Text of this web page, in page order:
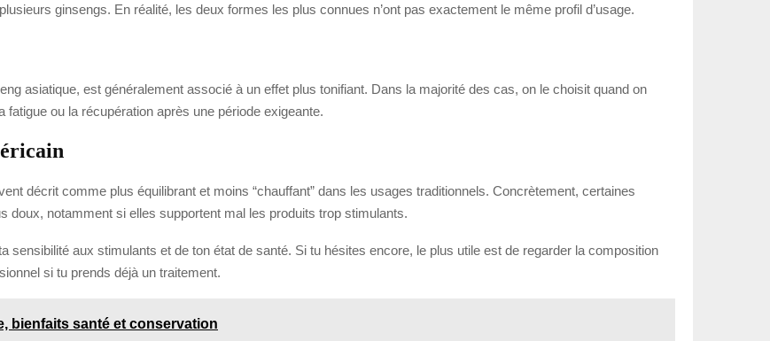
ginsengs. En réalité, les deux formes les plus connues n’ont pas exactement le même profil d’usage.
asiatique, est généralement associé à un effet plus tonifiant. Dans la majorité des cas, on le choisit quand on
ou la récupération après une période exigeante.
décrit comme plus équilibrant et moins “chauffant” dans les usages traditionnels. Concrètement, certaines
doux, notamment si elles supportent mal les produits trop stimulants.
sensibilité aux stimulants et de ton état de santé. Si tu hésites encore, le plus utile est de regarder la composition
si tu prends déjà un traitement.
bienfaits santé et conservation